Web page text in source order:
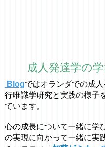
成人発達学の
Blogではオラ ンダでの成人
行唯識学研究と実践の様子
ています。
心の成長について一緒に学
の実現に向かって一緒に実